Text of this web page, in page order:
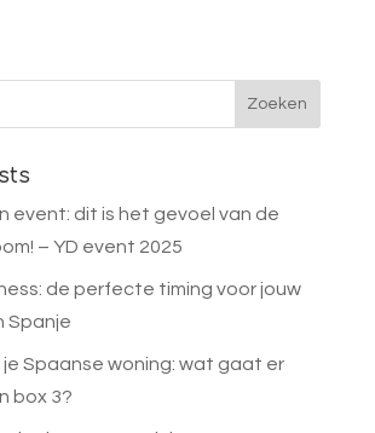
event: dit is het gevoel van de
– YD event 2025
de perfecte timing voor jouw
Spanje
Spaanse woning: wat gaat er
box 3?